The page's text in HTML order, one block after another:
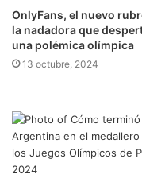
OnlyFans, el nuevo
la nadadora que
una polémica olímpica
13 octubre, 2024